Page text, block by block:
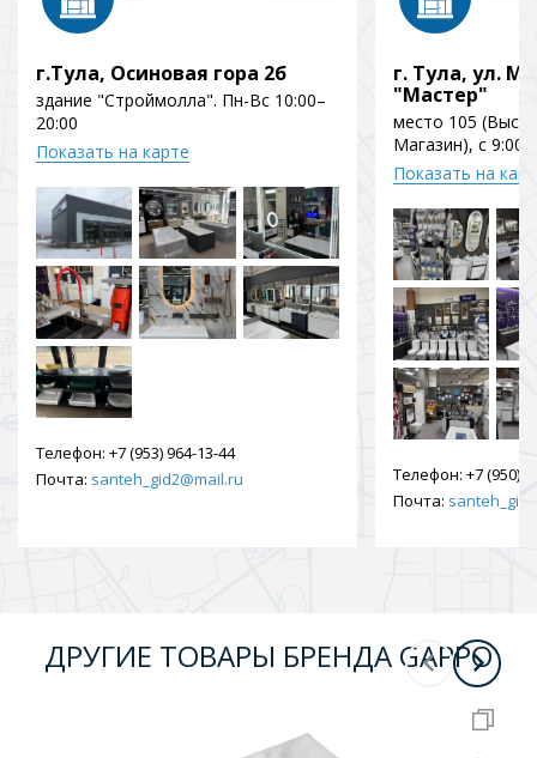
г.Тула, Осиновая гора 2б
здание "Строймолла". Пн-Вс 10:00–
20:00
Показать на карте
Телефон: +7 (953) 964-13-44
Почта: santeh_gid2@mail.ru
г. Тула, ул.
"Мастер"
место 105
Магазин), с 9:00
Показать на
Телефон: +7 (950)
Почта:
ДРУГИЕ ТОВАРЫ БРЕНДА GAPPO